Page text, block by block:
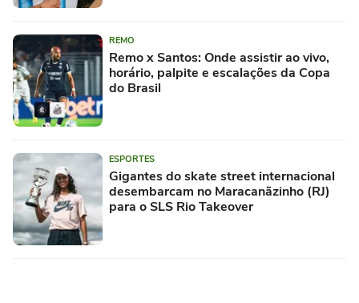
REMO
Remo x Santos: Onde assistir ao vivo,
horário, palpite e escalações da Copa
do Brasil
ESPORTES
Gigantes do skate street internacional
desembarcam no Maracanãzinho (RJ)
para o SLS Rio Takeover